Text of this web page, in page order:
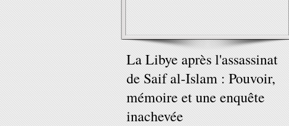
La Libye après l'assassinat
de Saif al-Islam : Pouvoir,
mémoire et une enquête
inachevée